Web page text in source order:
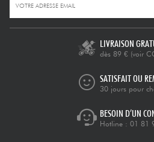
LIVRAISON
dès 89 € (voir
SATISFAIT OU
30 jours pour
BESOIN D’UN
Hotline : 01 81